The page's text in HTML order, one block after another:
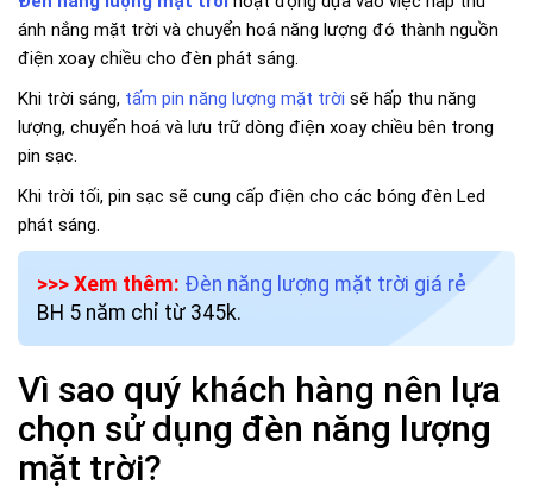
ánh nắng mặt trời và chuyển hoá năng lượng đó thành nguồn
điện xoay chiều cho đèn phát sáng.
Khi trời sáng, tấm pin năng lượng mặt trời sẽ hấp thu năng
lượng, chuyển hoá và lưu trữ dòng điện xoay chiều bên trong
pin sạc.
Khi trời tối, pin sạc sẽ cung cấp điện cho các bóng đèn Led
phát sáng.
>>> Xem thêm: Đèn năng lượng mặt trời giá rẻ
BH 5 năm chỉ từ 345k.
Vì sao quý khách hàng nên lựa
chọn sử dụng đèn năng lượng
mặt trời?